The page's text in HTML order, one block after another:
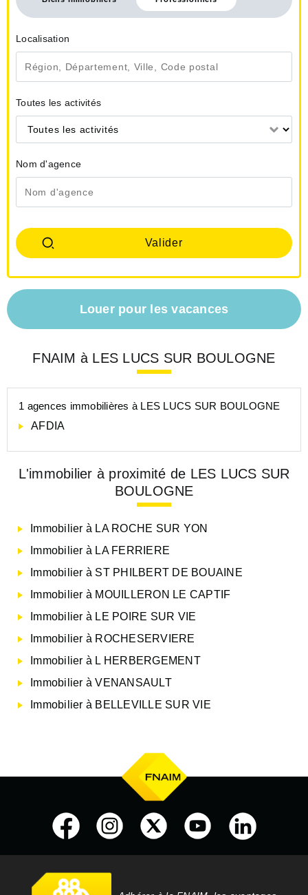
Localisation
Toutes les activités
Toutes les activités
Nom d'agence
Louer pour les vacances
FNAIM à LES LUCS SUR BOULOGNE
1 agences immobilières à LES LUCS SUR BOULOGNE
AFDIA
L'immobilier à proximité de LES LUCS SUR
BOULOGNE
Immobilier à LA ROCHE SUR YON
Immobilier à LA FERRIERE
Immobilier à ST PHILBERT DE BOUAINE
Immobilier à MOUILLERON LE CAPTIF
Immobilier à LE POIRE SUR VIE
Immobilier à ROCHESERVIERE
Immobilier à L HERBERGEMENT
Immobilier à VENANSAULT
Immobilier à BELLEVILLE SUR VIE